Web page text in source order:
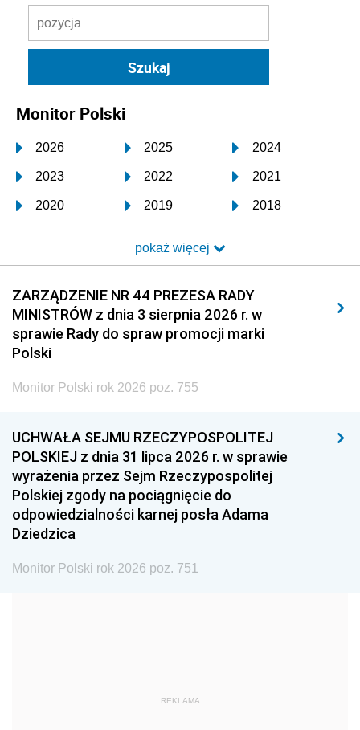
Monitor Polski
2026 2025 2024
2023 2022 2021
2020 2019 2018
2017 2016 2015
2014 2013 2012
2011 2010 2009
2008 2007 2006
2005
1996 1995 1994
1993 1992 1991
1990 1989
1987 1986 1985
1968
pokaż więcej
ZARZĄDZENIE NR 44 PREZESA RADY
MINISTRÓW z dnia 3 sierpnia 2026 r. w
sprawie Rady do spraw promocji marki
Polski
Monitor Polski rok 2026 poz. 755
UCHWAŁA SEJMU RZECZYPOSPOLITEJ
POLSKIEJ z dnia 31 lipca 2026 r. w sprawie
wyrażenia przez Sejm Rzeczypospolitej
Polskiej zgody na pociągnięcie do
odpowiedzialności karnej posła Adama
Dziedzica
Monitor Polski rok 2026 poz. 751
REKLAMA